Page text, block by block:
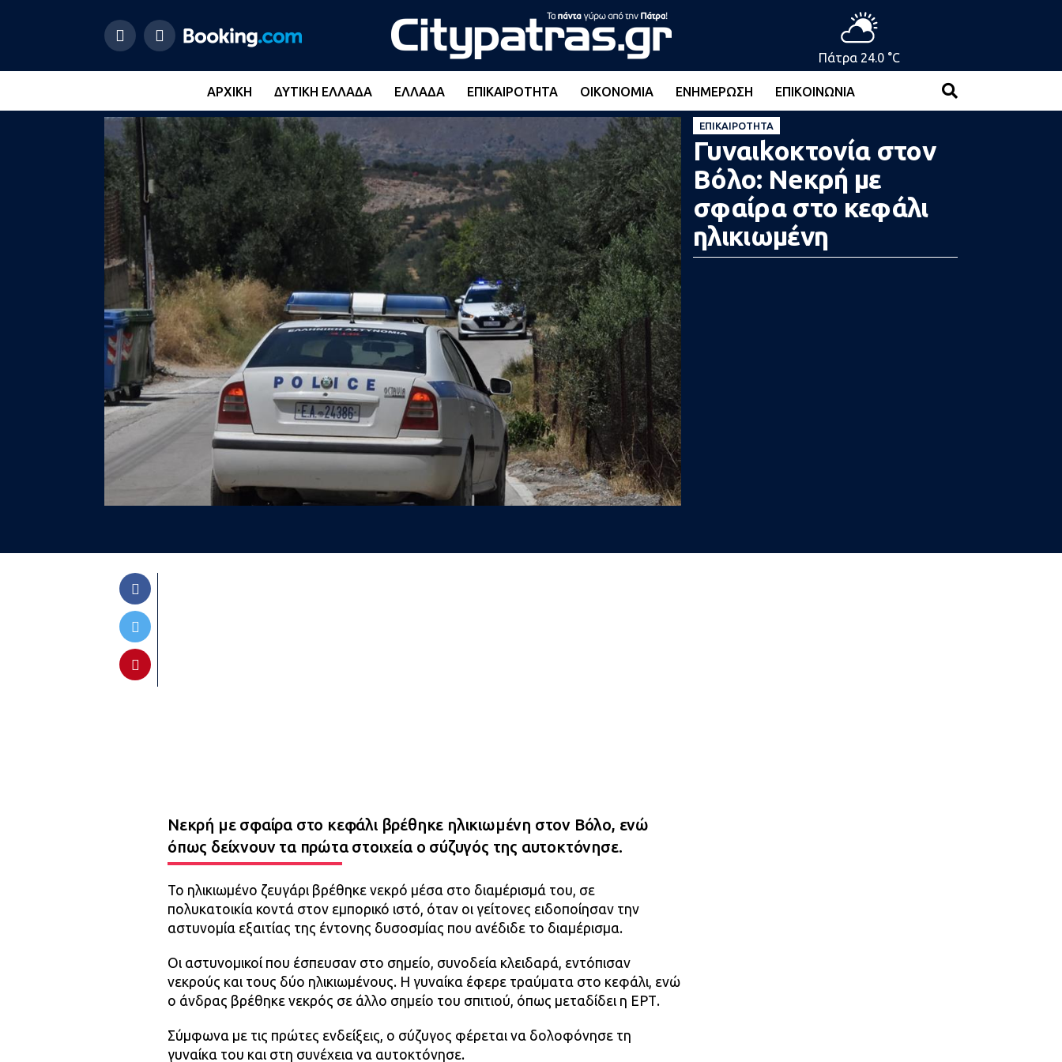
Πάτρα 24.0 °C
ΑΡΧΙΚΉ ΔΥΤΙΚΉ ΕΛΛΆΔΑ ΕΛΛΆΔΑ ΕΠΙΚΑΙΡΌΤΗΤΑ ΟΙΚΟΝΟΜΊΑ ΕΝΗΜΈΡΩΣΗ ΕΠΙΚΟΙΝΩΝΊΑ
ΕΠΙΚΑΙΡΌΤΗΤΑ
Γυναιkοκτονία στον
Βόλο: Νeκρή με
σφαίρα στο κεφάλι
ηλικιωμένη
Νεκρή με σφαίρα στο κεφάλι βρέθηκε ηλικιωμένη στον Βόλο, ενώ
όπως δείχνουν τα πρώτα στοιχεία ο σύζυγός της αυτοκτόνησε.
Το ηλικιωμένο ζευγάρι βρέθηκε νεκρό μέσα στο διαμέρισμά του, σε
πολυκατοικία κοντά στον εμπορικό ιστό, όταν οι γείτονες ειδοποίησαν την
αστυνομία εξαιτίας της έντονης δυσοσμίας που ανέδιδε το διαμέρισμα.
Οι αστυνομικοί που έσπευσαν στο σημείο, συνοδεία κλειδαρά, εντόπισαν
νεκρούς και τους δύο ηλικιωμένους. Η γυναίκα έφερε τραύματα στο κεφάλι, ενώ
ο άνδρας βρέθηκε νεκρός σε άλλο σημείο του σπιτιού, όπως μεταδίδει η ΕΡΤ.
Σύμφωνα με τις πρώτες ενδείξεις, ο σύζυγος φέρεται να δολοφόνησε τη
γυναίκα του και στη συνέχεια να αυτοκτόνησε.